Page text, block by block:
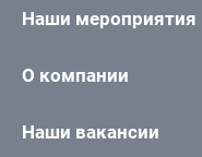
Наши мероприятия
О компании
Наши вакансии